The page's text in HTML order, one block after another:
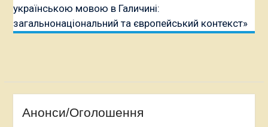
українською мовою в Галичині:
загальнонаціональний та європейський контекст»
Анонси/Оголошення